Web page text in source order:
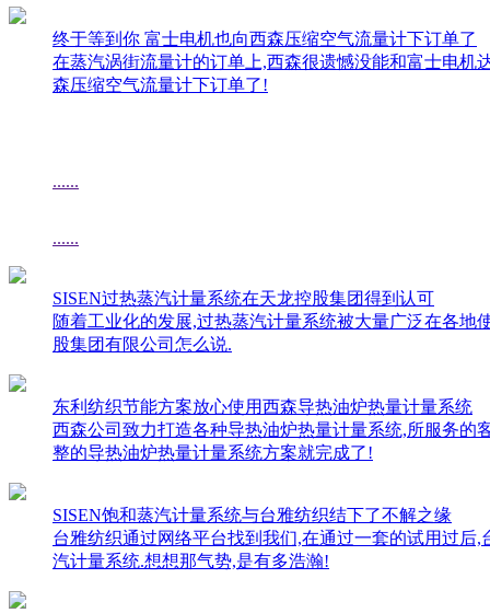
终于等到你 富士电机也向西森压缩空气流量计下订单了
在蒸汽涡街流量计的订单上,西森很遗憾没能和富士电机
森压缩空气流量计下订单了!
......
......
SISEN过热蒸汽计量系统在天龙控股集团得到认可
随着工业化的发展,过热蒸汽计量系统被大量广泛在各
股集团有限公司怎么说.
东利纺织节能方案放心使用西森导热油炉热量计量系统
西森公司致力打造各种导热油炉热量计量系统,所服务的
整的导热油炉热量计量系统方案就完成了!
SISEN饱和蒸汽计量系统与台雅纺织结下了不解之缘
台雅纺织通过网络平台找到我们,在通过一套的试用过
汽计量系统.想想那气势,是有多浩瀚!